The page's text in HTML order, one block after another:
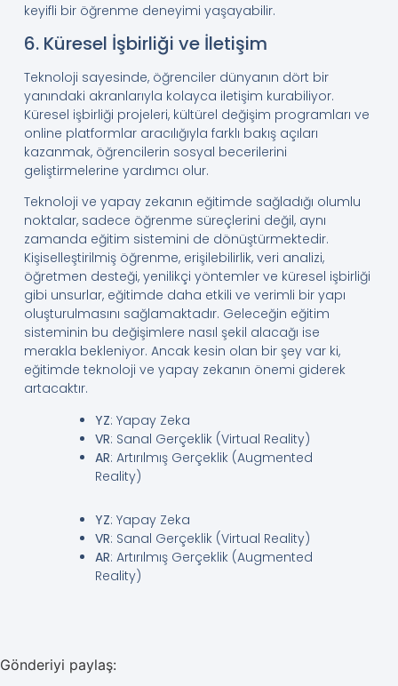
keyifli bir öğrenme deneyimi yaşayabilir.
6. Küresel İşbirliği ve İletişim
Teknoloji sayesinde, öğrenciler dünyanın dört bir
yanındaki akranlarıyla kolayca iletişim kurabiliyor.
Küresel işbirliği projeleri, kültürel değişim programları ve
online platformlar aracılığıyla farklı bakış açıları
kazanmak, öğrencilerin sosyal becerilerini
geliştirmelerine yardımcı olur.
Teknoloji ve yapay zekanın eğitimde sağladığı olumlu
noktalar, sadece öğrenme süreçlerini değil, aynı
zamanda eğitim sistemini de dönüştürmektedir.
Kişiselleştirilmiş öğrenme, erişilebilirlik, veri analizi,
öğretmen desteği, yenilikçi yöntemler ve küresel işbirliği
gibi unsurlar, eğitimde daha etkili ve verimli bir yapı
oluşturulmasını sağlamaktadır. Geleceğin eğitim
sisteminin bu değişimlere nasıl şekil alacağı ise
merakla bekleniyor. Ancak kesin olan bir şey var ki,
eğitimde teknoloji ve yapay zekanın önemi giderek
artacaktır.
YZ: Yapay Zeka
VR: Sanal Gerçeklik (Virtual Reality)
AR: Artırılmış Gerçeklik (Augmented
Reality)
YZ: Yapay Zeka
VR: Sanal Gerçeklik (Virtual Reality)
AR: Artırılmış Gerçeklik (Augmented
Reality)
Gönderiyi paylaş: